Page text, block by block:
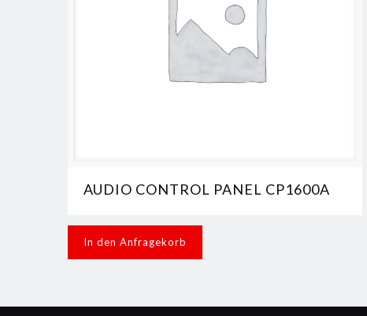
AUDIO CONTROL PANEL CP1600A
In den Anfragekorb